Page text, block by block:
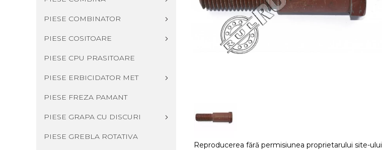
PIESE COMBINATOR
PIESE COSITOARE
PIESE CPU PRASITOARE
PIESE ERBICIDATOR MET
PIESE FREZA PAMANT
PIESE GRAPA CU DISCURI
PIESE GREBLA ROTATIVA
Reproducerea fără permisiunea proprietarului site-ului